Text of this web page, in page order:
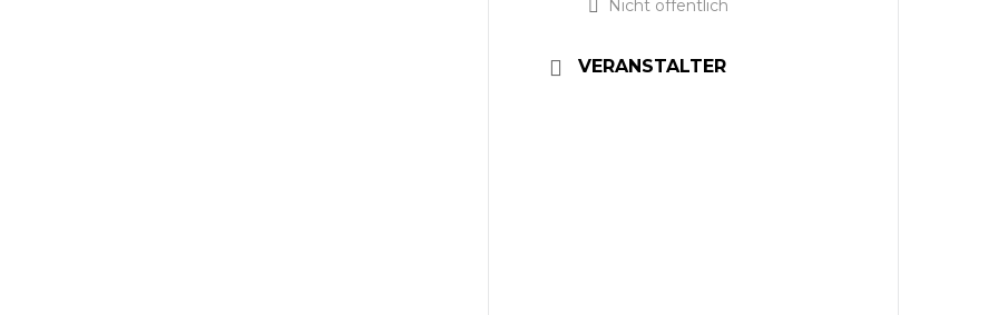
Nicht öffentlich
VERANSTALTER